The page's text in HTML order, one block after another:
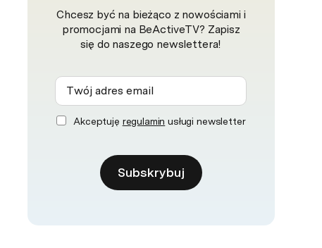
Chcesz być na bieżąco z nowościami i
promocjami na BeActiveTV? Zapisz
się do naszego newslettera!
Akceptuję regulamin usługi newsletter
Subskrybuj